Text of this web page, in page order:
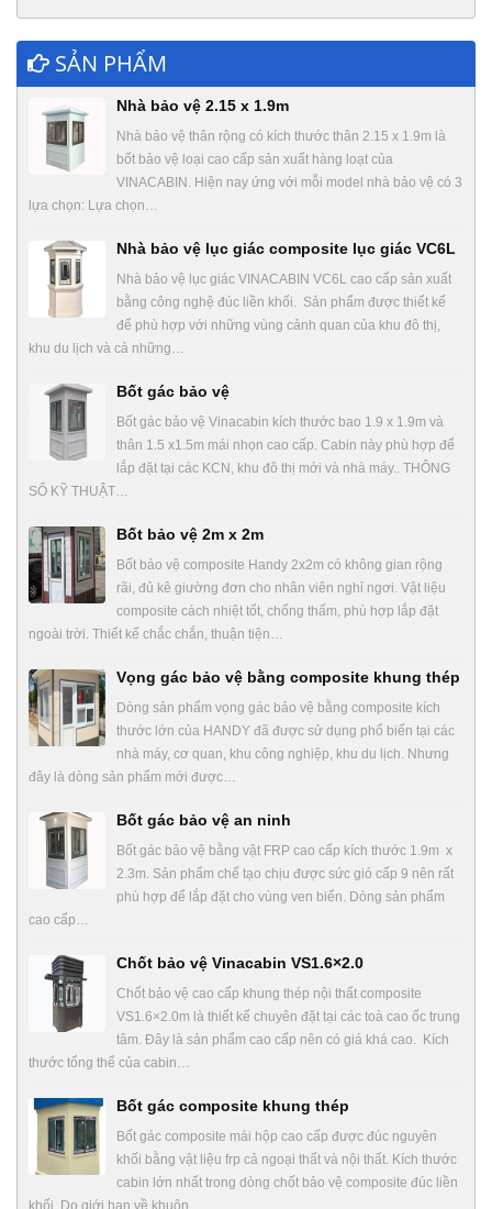
SẢN PHẨM
Nhà bảo vệ 2.15 x 1.9m
Nhà bảo vệ thân rộng có kích thước thân 2.15 x 1.9m là
bốt bảo vệ loại cao cấp sản xuất hàng loạt của
VINACABIN. Hiện nay ứng với mỗi model nhà bảo vệ có 3
lựa chọn: Lựa chọn…
Nhà bảo vệ lục giác composite lục giác VC6L
Nhà bảo vệ lục giác VINACABIN VC6L cao cấp sản xuất
bằng công nghệ đúc liền khối. Sản phẩm được thiết kế
để phù hợp với những vùng cảnh quan của khu đô thị,
khu du lịch và cả những…
Bốt gác bảo vệ
Bốt gác bảo vệ Vinacabin kích thước bao 1.9 x 1.9m và
thân 1.5 x1.5m mái nhọn cao cấp. Cabin này phù hợp để
lắp đặt tại các KCN, khu đô thị mới và nhà máy.. THÔNG
SỐ KỸ THUẬT…
Bốt bảo vệ 2m x 2m
Bốt bảo vệ composite Handy 2x2m có không gian rộng
rãi, đủ kê giường đơn cho nhân viên nghỉ ngơi. Vật liệu
composite cách nhiệt tốt, chống thấm, phù hợp lắp đặt
ngoài trời. Thiết kế chắc chắn, thuận tiện…
Vọng gác bảo vệ bằng composite khung thép
Dòng sản phẩm vọng gác bảo vệ bằng composite kích
thước lớn của HANDY đã được sử dụng phổ biến tại các
nhà máy, cơ quan, khu công nghiệp, khu du lịch. Nhưng
đây là dòng sản phẩm mới được…
Bốt gác bảo vệ an ninh
Bốt gác bảo vệ bằng vật FRP cao cấp kích thước 1.9m x
2.3m. Sản phẩm chế tạo chịu được sức gió cấp 9 nên rất
phù hợp để lắp đặt cho vùng ven biển. Dòng sản phẩm
cao cấp…
Chốt bảo vệ Vinacabin VS1.6×2.0
Chốt bảo vệ cao cấp khung thép nội thất composite
VS1.6×2.0m là thiết kế chuyên đặt tại các toà cao ốc trung
tâm. Đây là sản phẩm cao cấp nên có giá khá cao. Kích
thước tổng thể của cabin…
Bốt gác composite khung thép
Bốt gác composite mái hộp cao cấp được đúc nguyên
khối bằng vật liệu frp cả ngoại thất và nội thất. Kích thước
cabin lớn nhất trong dòng chốt bảo vệ composite đúc liền
khối. Do giới hạn về khuôn…